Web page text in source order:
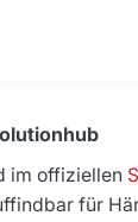
im offiziellen
für